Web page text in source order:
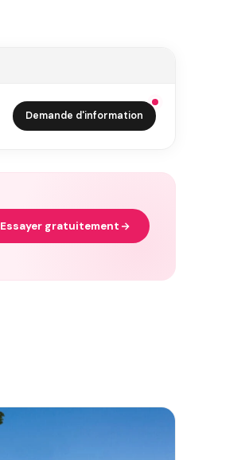
Demande d'information
Essayer gratuitement